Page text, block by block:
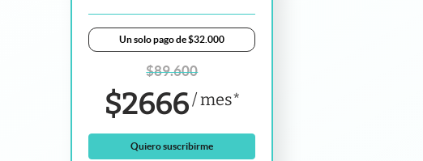
Un solo pago de $32.000
$89.600
$2666/mes*
Quiero suscribirme